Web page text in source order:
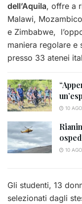
dell’Aquila, offre a
Malawi,
e Zimbabwe,
maniera regolare e
presso 33 atenei
10
10
Gli studenti, 13
selezionati dagli